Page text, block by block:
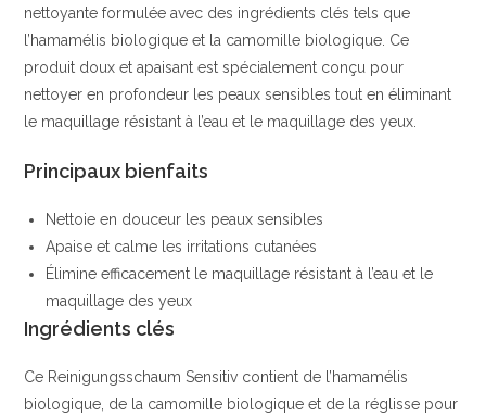
Camomille
|
alverde
NATURKOSMETIK
nettoyante formulée avec des ingrédients clés tels que
l’hamamélis biologique et la camomille biologique. Ce
produit doux et apaisant est spécialement conçu pour
nettoyer en profondeur les peaux sensibles tout en éliminant
le maquillage résistant à l’eau et le maquillage des yeux.
Principaux bienfaits
Nettoie en douceur les peaux sensibles
Apaise et calme les irritations cutanées
Élimine efficacement le maquillage résistant à l’eau et le
maquillage des yeux
Ingrédients clés
Ce Reinigungsschaum Sensitiv contient de l’hamamélis
biologique, de la camomille biologique et de la réglisse pour